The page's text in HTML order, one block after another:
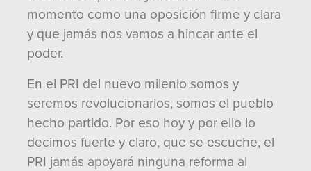
momento como una oposición firme y clara
y que jamás nos vamos a hincar ante el
poder.
En el PRI del nuevo milenio somos y
seremos revolucionarios, somos el pueblo
hecho partido. Por eso hoy y por ello lo
decimos fuerte y claro, que se escuche, el
PRI jamás apoyará ninguna reforma al